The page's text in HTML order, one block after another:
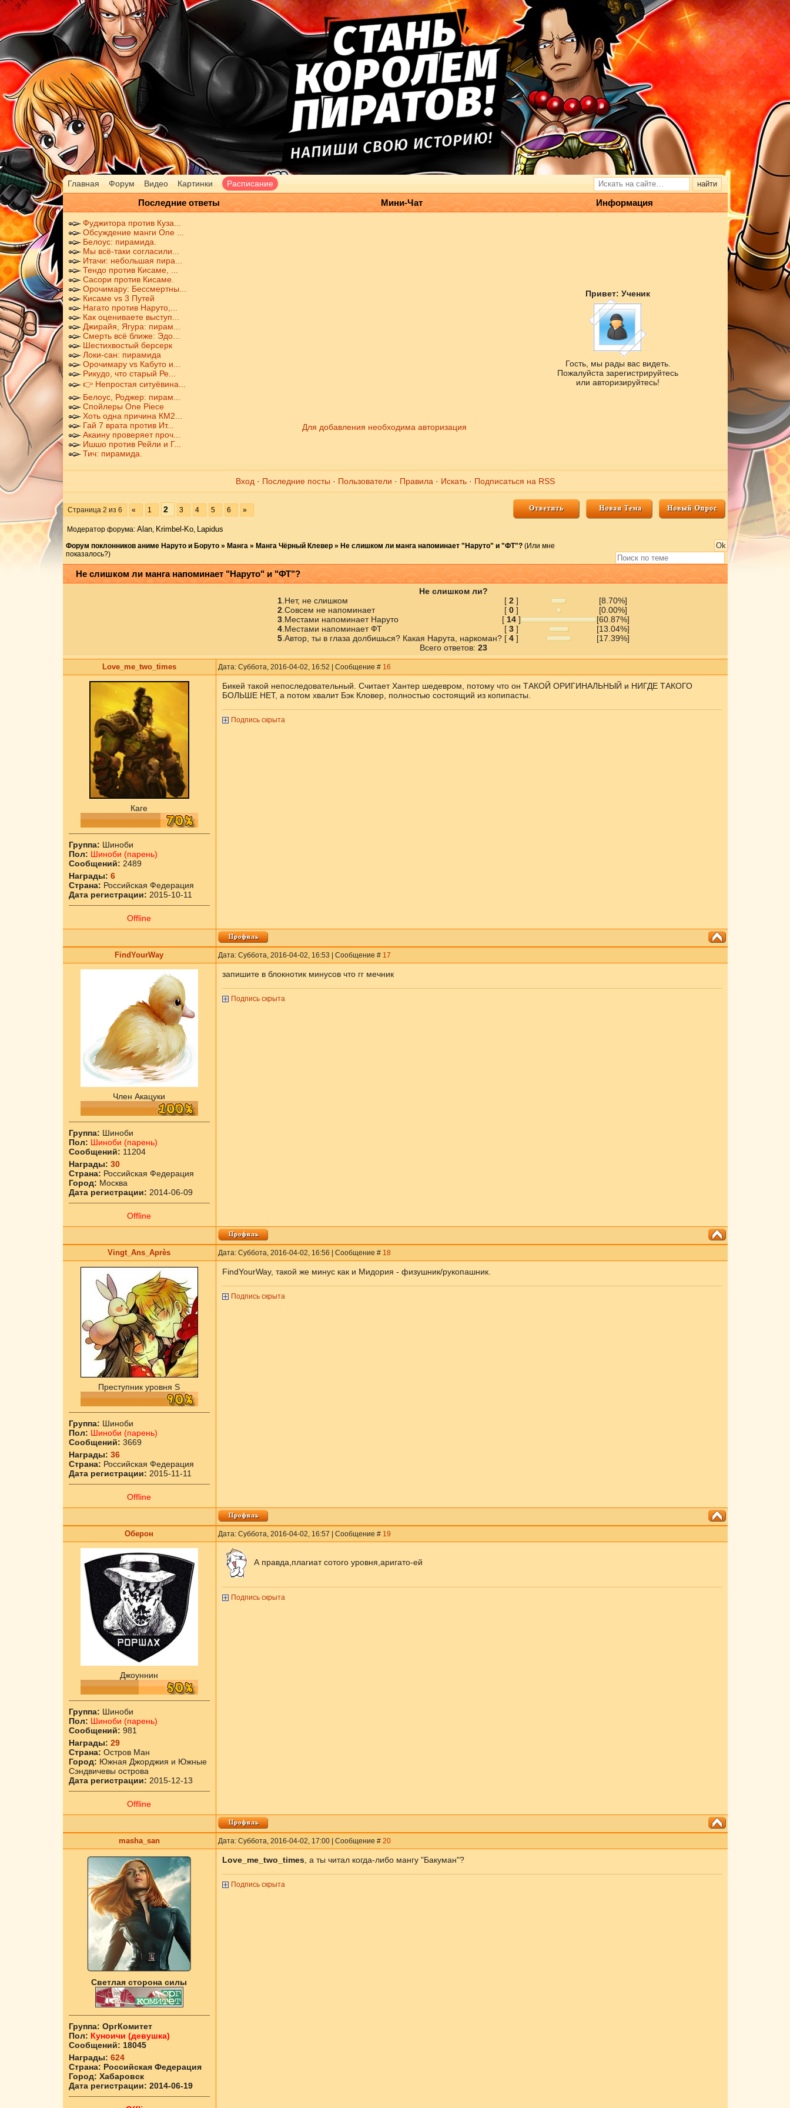
Главная Форум Видео Картинки Расписание
Последние ответы Мини-Чат Информация
Фуджитора против Куза...
Обсуждение манги One ...
Белоус: пирамида.
Мы всё-таки согласили...
Итачи: небольшая пира...
Тендо против Кисаме, ...
Сасори против Кисаме.
Орочимару: Бессмертны...
Кисаме vs 3 Путей
Нагато против Наруто,...
Как оцениваете выступ...
Джирайя, Ягура: пирам...
Смерть всё ближе: Эдо...
Шестихвостый берсерк
Локи-сан: пирамида
Орочимару vs Кабуто и...
Рикудо, что старый Ре...
👉 Непростая ситуёвина...
Белоус, Роджер: пирам...
Спойлеры One Piece
Хоть одна причина КМ2...
Гай 7 врата против Ит...
Акаину проверяет проч...
Ишшо против Рейли и Г...
Тич: пирамида.
Для добавления необходима авторизация
Привет: Ученик
Гость, мы рады вас видеть.
Пожалуйста зарегистрируйтесь
или авторизируйтесь!
Вход · Последние посты · Пользователи · Правила · Искать· Подписаться на RSS
Страница 2 из 6 « 1 2 3 4 5 6 »
Модератор форума: Аlаn, Krimbel-Ko, Lapidus
Форум поклонников аниме Наруто и Боруто » Манга » Манга Чёрный Клевер » Не слишком ли манга напоминает "Наруто" и "ФТ"? (Или мне
показалось?)
Не слишком ли манга напоминает "Наруто" и "ФТ"?
Не слишком ли?
1 Нет, не слишком [ 2 ]
[8.70%]
2 Совсем не напоминает [ 0 ]
[0.00%]
3 Местами напоминает Наруто [ 14 ]
[60.87%]
4 Местами напоминает ФТ [ 3 ]
[13.04%]
5 Автор, ты в глаза долбишься? Какая Нарута, наркоман? [ 4 ]
[17.39%]
Всего ответов: 23
Love_me_two_times Дата: Суббота, 2016-04-02, 16:52 | Сообщение # 16
Каге
Группа: Шиноби
Пол: Шиноби (парень)
Сообщений: 2489
Награды: 6
Страна: Российская Федерация
Дата регистрации: 2015-10-11
Offline
Бикей такой непоследовательный. Считает Хантер шедевром, потому что он ТАКОЙ ОРИГИНАЛЬНЫЙ и НИГДЕ ТАКОГО
БОЛЬШЕ НЕТ, а потом хвалит Бэк Кловер, полностью состоящий из копипасты.
Подпись скрыта
FindYourWay Дата: Суббота, 2016-04-02, 16:53 | Сообщение # 17
Член Акацуки
Группа: Шиноби
Пол: Шиноби (парень)
Сообщений: 11204
Награды: 30
Страна: Российская Федерация
Город: Москва
Дата регистрации: 2014-06-09
Offline
запишите в блокнотик минусов что гг мечник
Подпись скрыта
Vingt_Ans_Après Дата: Суббота, 2016-04-02, 16:56 | Сообщение # 18
Преступник уровня S
Группа: Шиноби
Пол: Шиноби (парень)
Сообщений: 3669
Награды: 36
Страна: Российская Федерация
Дата регистрации: 2015-11-11
Offline
FindYourWay, такой же минус как и Мидория - физушник/рукопашник.
Подпись скрыта
Оберон Дата: Суббота, 2016-04-02, 16:57 | Сообщение # 19
Джоуннин
Группа: Шиноби
Пол: Шиноби (парень)
Сообщений: 981
Награды: 29
Страна: Остров Ман
Город: Южная Джорджия и Южные
Сэндвичевы острова
Дата регистрации: 2015-12-13
Offline
А правда,плагиат сотого уровня,аригато-ей
Подпись скрыта
masha_san Дата: Суббота, 2016-04-02, 17:00 | Сообщение # 20
Светлая сторона силы
Группа: ОргКомитет
Пол: Куноичи (девушка)
Сообщений: 18045
Награды: 624
Страна: Российская Федерация
Город: Хабаровск
Дата регистрации: 2014-06-19
Love_me_two_times, а ты читал когда-либо мангу "Бакуман"?
Подпись скрыта